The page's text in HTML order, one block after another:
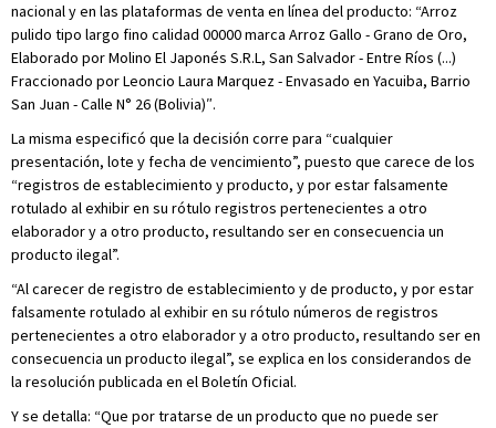
nacional y en las plataformas de venta en línea del producto: “Arroz
pulido tipo largo fino calidad 00000 marca Arroz Gallo - Grano de Oro,
Elaborado por Molino El Japonés S.R.L, San Salvador - Entre Ríos (...)
Fraccionado por Leoncio Laura Marquez - Envasado en Yacuiba, Barrio
San Juan - Calle N° 26 (Bolivia)″.
La misma especificó que la decisión corre para “cualquier
presentación, lote y fecha de vencimiento”, puesto que carece de los
“registros de establecimiento y producto, y por estar falsamente
rotulado al exhibir en su rótulo registros pertenecientes a otro
elaborador y a otro producto, resultando ser en consecuencia un
producto ilegal”.
“Al carecer de registro de establecimiento y de producto, y por estar
falsamente rotulado al exhibir en su rótulo números de registros
pertenecientes a otro elaborador y a otro producto, resultando ser en
consecuencia un producto ilegal”, se explica en los considerandos de
la resolución publicada en el Boletín Oficial.
Y se detalla: “Que por tratarse de un producto que no puede ser